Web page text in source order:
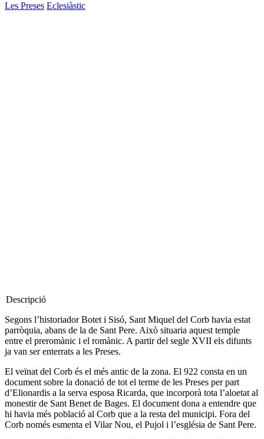
Les Preses Eclesiàstic
Descripció
Segons l’historiador Botet i Sisó, Sant Miquel del Corb havia estat
parròquia, abans de la de Sant Pere. Això situaria aquest temple
entre el preromànic i el romànic. A partir del segle XVII els difunts
ja van ser enterrats a les Preses.
El veïnat del Corb és el més antic de la zona. El 922 consta en un
document sobre la donació de tot el terme de les Preses per part
d’Elionardis a la serva esposa Ricarda, que incorporà tota l’aloetat al
monestir de Sant Benet de Bages. El document dona a entendre que
hi havia més població al Corb que a la resta del municipi. Fora del
Corb només esmenta el Vilar Nou, el Pujol i l’església de Sant Pere.